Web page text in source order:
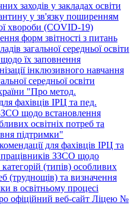
заходів у закладах освіти
у зв'язку поширенням
хвороби (COVID-19)
форм звітності з питань
загальної середньої освіти
щодо їх заповнення
інклюзивного навчання
середньої освіти
"Про метод.
фахівців ІРЦ та пед.
щодо встановлення
освітніх потреб та
підтримки"
для фахівців ІРЦ та
працівників ЗЗСО щодо
(типів) особливих
(труднощів) та визначення
в освітньому процесі
офіційний веб-сайт Ліцею №